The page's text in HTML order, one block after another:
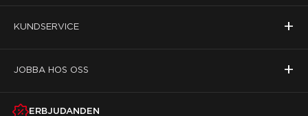
KUNDSERVICE +
JOBBA HOS OSS +
ERBJUDANDEN